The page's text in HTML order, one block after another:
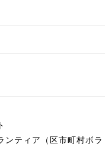
ンティア（区市町村ボラ